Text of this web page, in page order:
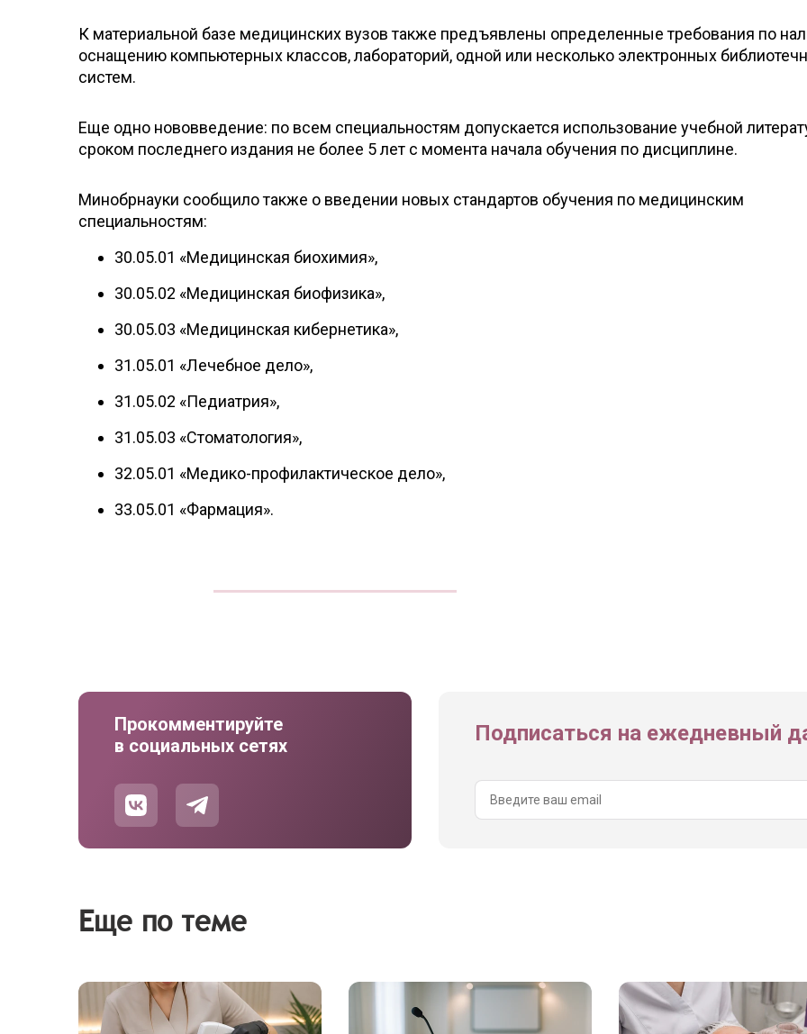
К материальной базе медицинских вузов также предъявлены определенные требования по
оснащению компьютерных классов, лабораторий, одной или несколько электронных
систем.
Еще одно нововведение: по всем специальностям допускается использование учебной
сроком последнего издания не более 5 лет с момента начала обучения по дисциплине.
Минобрнауки сообщило также о введении новых стандартов обучения по медицинским
специальностям:
30.05.01 «Медицинская биохимия»,
30.05.02 «Медицинская биофизика»,
30.05.03 «Медицинская кибернетика»,
31.05.01 «Лечебное дело»,
31.05.02 «Педиатрия»,
31.05.03 «Стоматология»,
32.05.01 «Медико-профилактическое дело»,
33.05.01 «Фармация».
Прокомментируйте
в социальных сетях
Подписаться на ежедневный
Еще по теме